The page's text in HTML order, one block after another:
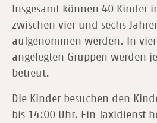
Insgesamt können 40 Kinder
zwischen vier und sechs
aufgenommen werden. In
angelegten Gruppen werden
betreut.
Die Kinder besuchen den
bis 14:00 Uhr. Ein Taxidienst